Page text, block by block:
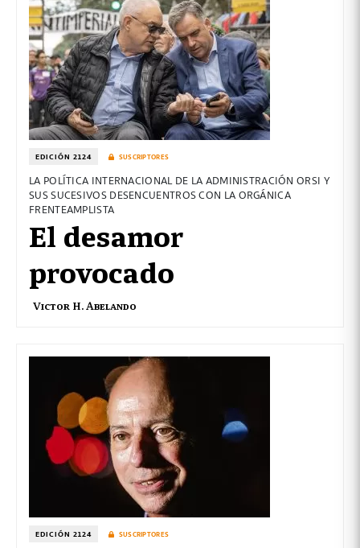
EDICIÓN 2124 SUSCRIPTORES
LA POLÍTICA INTERNACIONAL DE LA ADMINISTRACIÓN ORSI Y
SUS SUCESIVOS DESENCUENTROS CON LA ORGÁNICA
FRENTEAMPLISTA
El desamor
provocado
Victor H. Abelando
EDICIÓN 2124 SUSCRIPTORES